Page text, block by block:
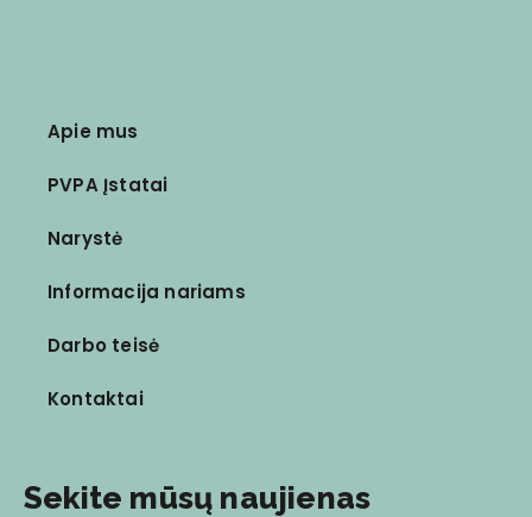
Apie mus
PVPA Įstatai
Narystė
Informacija nariams
Darbo teisė
Kontaktai
Sekite mūsų naujienas